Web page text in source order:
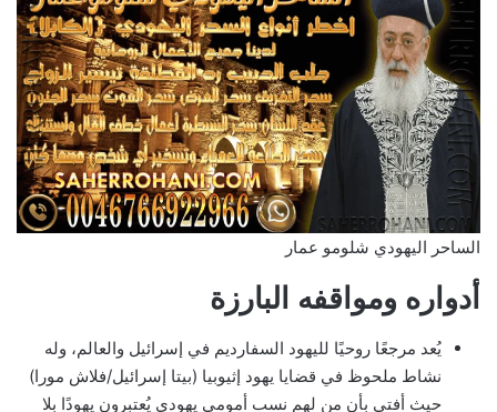
الساحر اليهودي شلومو عمار
أدواره ومواقفه البارزة
يُعد مرجعًا روحيًا لليهود السفارديم في إسرائيل والعالم، وله
نشاط ملحوظ في قضايا يهود إثيوبيا (بيتا إسرائيل/فلاش مورا)
حيث أفتى بأن من لهم نسب أمومي يهودي يُعتبرون يهودًا بلا